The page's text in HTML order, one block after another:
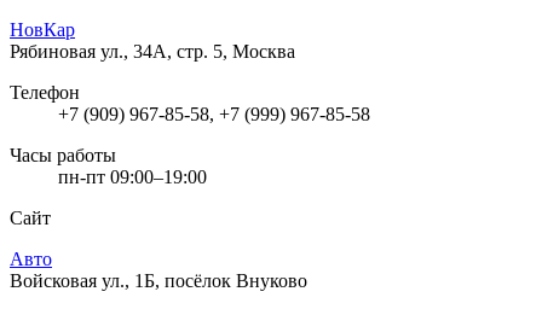
НовКар
Рябиновая ул., 34А, стр. 5, Москва
Телефон
+7 (909) 967-85-58, +7 (999) 967-85-58
Часы работы
пн-пт 09:00–19:00
Сайт
Авто
Войсковая ул., 1Б, посёлок Внуково